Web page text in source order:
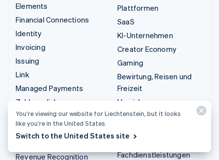
Elements
Financial Connections
Identity
Invoicing
Issuing
Link
Managed Payments
Zahlungslinks
Payments
Payouts
Revenue Recognition
Plattformen
SaaS
KI-Unternehmen
Creator Economy
Gaming
Bewirtung, Reisen und
Freizeit
Versicherungen
Medien und Unterhaltung
Organisationen
Fachdienstleistungen
You’re viewing our website for Liechtenstein, but it looks
like you’re in the United States.
Switch to the United States site